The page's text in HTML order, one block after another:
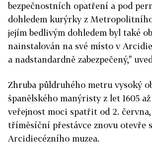
bezpečnostních opatření a pod
dohledem kurýrky z Metropolitního
jejím bedlivým dohledem byl také
nainstalován na své místo v
a nadstandardně zabezpečený,"
Zhruba půldruhého metru vysoký
španělského manýristy z let 1605 až
veřejnost moci spatřit od 2.
tříměsíční přestávce znovu otevře
Arcidiecézního muzea.